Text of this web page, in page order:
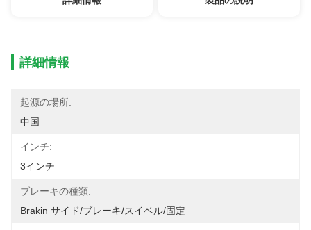
詳細情報
起源の場所:
中国
インチ:
3インチ
ブレーキの種類:
Brakin サイド/ブレーキ/スイベル/固定